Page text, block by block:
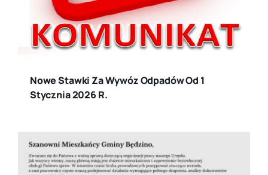
Nowe Stawki Za Wywóz Odpadów Od 1
Stycznia 2026 R.